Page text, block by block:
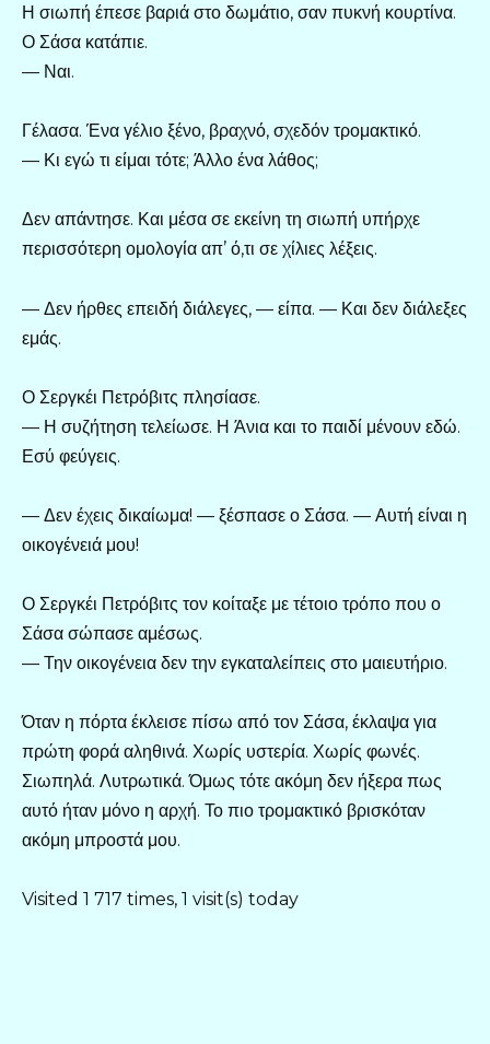
Η σιωπή έπεσε βαριά στο δωμάτιο, σαν πυκνή κουρτίνα.
Ο Σάσα κατάπιε.
— Ναι.
Γέλασα. Ένα γέλιο ξένο, βραχνό, σχεδόν τρομακτικό.
— Κι εγώ τι είμαι τότε; Άλλο ένα λάθος;
Δεν απάντησε. Και μέσα σε εκείνη τη σιωπή υπήρχε
περισσότερη ομολογία απ’ ό,τι σε χίλιες λέξεις.
— Δεν ήρθες επειδή διάλεγες, — είπα. — Και δεν διάλεξες
εμάς.
Ο Σεργκέι Πετρόβιτς πλησίασε.
— Η συζήτηση τελείωσε. Η Άνια και το παιδί μένουν εδώ.
Εσύ φεύγεις.
— Δεν έχεις δικαίωμα! — ξέσπασε ο Σάσα. — Αυτή είναι η
οικογένειά μου!
Ο Σεργκέι Πετρόβιτς τον κοίταξε με τέτοιο τρόπο που ο
Σάσα σώπασε αμέσως.
— Την οικογένεια δεν την εγκαταλείπεις στο μαιευτήριο.
Όταν η πόρτα έκλεισε πίσω από τον Σάσα, έκλαψα για
πρώτη φορά αληθινά. Χωρίς υστερία. Χωρίς φωνές.
Σιωπηλά. Λυτρωτικά. Όμως τότε ακόμη δεν ήξερα πως
αυτό ήταν μόνο η αρχή. Το πιο τρομακτικό βρισκόταν
ακόμη μπροστά μου.
Visited 1 717 times, 1 visit(s) today